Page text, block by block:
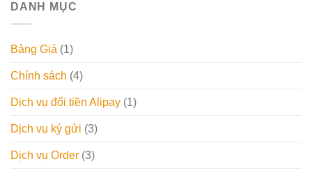
DANH MỤC
Bảng Giá (1)
Chính sách (4)
Dịch vụ đổi tiền Alipay (1)
Dịch vụ ký gửi (3)
Dịch vụ Order (3)